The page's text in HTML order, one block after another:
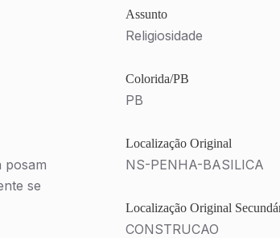
posam
se
Assunto
Religiosidade
Colorida/PB
PB
Localização Original
NS-PENHA-BASILICA
Localização Original
CONSTRUCAO